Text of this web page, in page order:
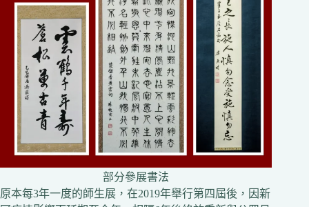
部分參展書法
原本每3年一度的師生展，在2019年舉行第四屆後，因新